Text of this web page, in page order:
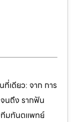
เดียว: จาก การ
นถึง รากฟัน
ทีมทันตแพทย์